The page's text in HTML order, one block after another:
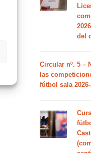
del
Circular nº. 5 –
las
fútbol sala 2026-